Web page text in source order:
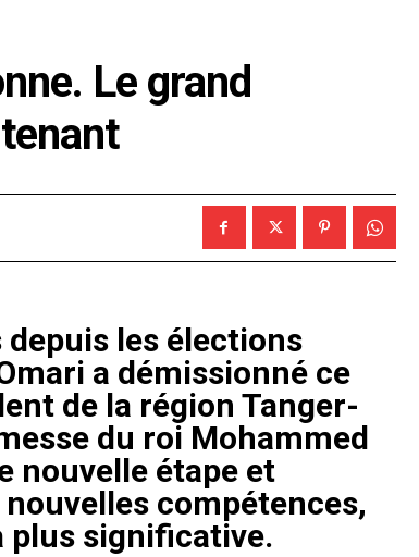
Le grand
les élections
a démissionné ce
de la région Tanger-
du roi Mohammed
nouvelle étape et
compétences,
plus significative.